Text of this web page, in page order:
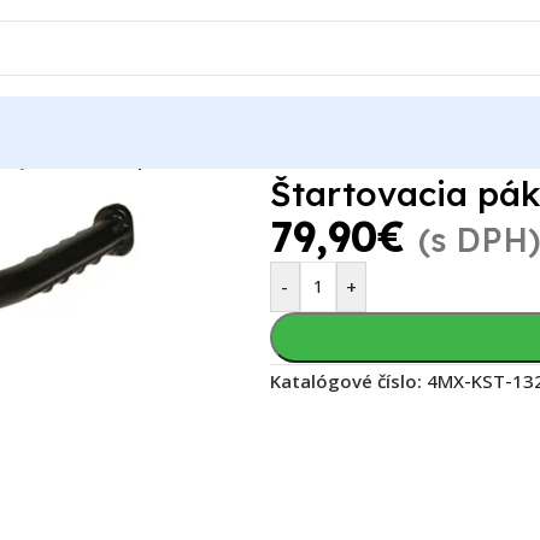
Štartovacia
79,90€ (s DPH)
- +
Katalógové číslo: 4MX-KST-